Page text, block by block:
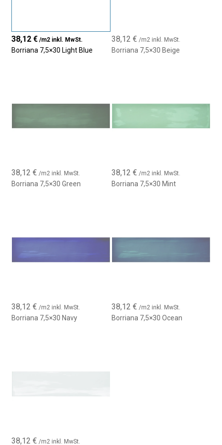
38,12€ /m2 inkl. MwSt.
Borriana 7,5×30 Light Blue
38,12 € /m2 inkl. MwSt.
Borriana 7,5×30 Beige
38,12€ /m2 inkl. MwSt.
Borriana 7,5×30 Green
38,12 € /m2 inkl. MwSt.
Borriana 7,5×30 Mint
38,12€ /m2 inkl. MwSt.
Borriana 7,5×30 Navy
38,12 € /m2 inkl. MwSt.
Borriana 7,5×30 Ocean
38,12€ /m2 inkl. MwSt.